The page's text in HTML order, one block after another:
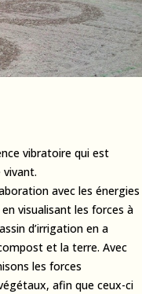
vibratoire qui est
avec les énergies
visualisant les forces à
d’irrigation en a
et la terre. Avec
les forces
afin que ceux-ci